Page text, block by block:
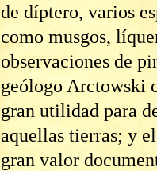
de díptero, varios
como musgos,
observaciones de
geólogo Arctowski
gran utilidad para
aquellas tierras; y
gran valor